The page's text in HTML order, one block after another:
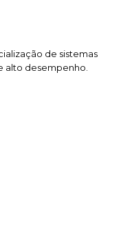
de sistemas
alto desempenho.